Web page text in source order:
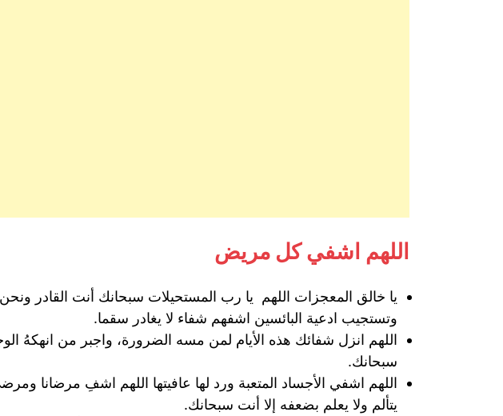
اللهم اشفي كل مريض
يا خالق المعجزات اللهم يا رب المستحيلات سبحانك أنت القادر
وتستجيب ادعية البائسين اشفهم شفاء لا يغادر سقما.
اللهم انزل شفائك هذه الأيام لمن مسه الضرورة، واجبر من انهكهُ
سبحانك.
اللهم اشفي الأجساد المتعبة ورد لها عافيتها اللهم اشفِ
يتألم ولا يعلم بضعفه إلا أنت سبحانك.